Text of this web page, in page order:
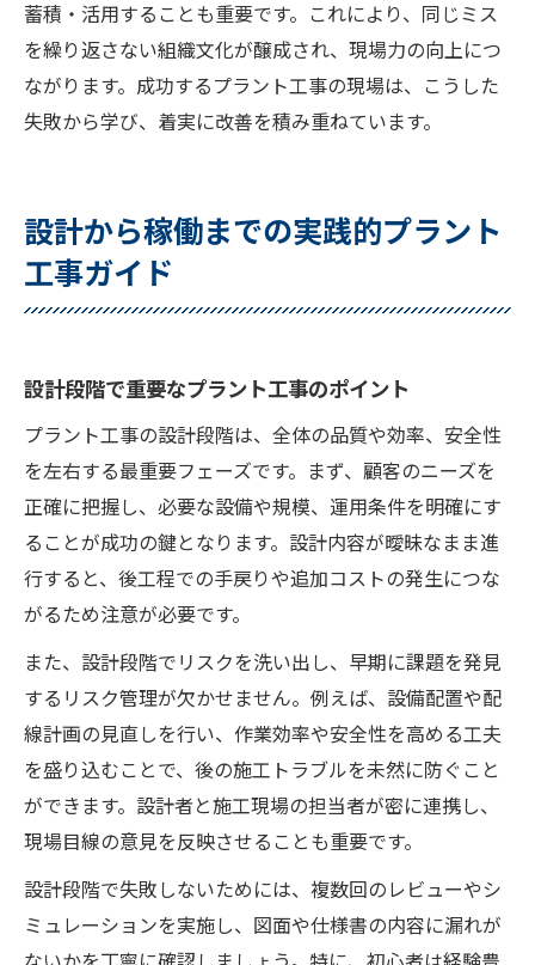
蓄積・活用することも重要です。これにより、同じミス
を繰り返さない組織文化が醸成され、現場力の向上につ
ながります。成功するプラント工事の現場は、こうした
失敗から学び、着実に改善を積み重ねています。
設計から稼働までの実践的プラント
工事ガイド
設計段階で重要なプラント工事のポイント
プラント工事の設計段階は、全体の品質や効率、安全性
を左右する最重要フェーズです。まず、顧客のニーズを
正確に把握し、必要な設備や規模、運用条件を明確にす
ることが成功の鍵となります。設計内容が曖昧なまま進
行すると、後工程での手戻りや追加コストの発生につな
がるため注意が必要です。
また、設計段階でリスクを洗い出し、早期に課題を発見
するリスク管理が欠かせません。例えば、設備配置や配
線計画の見直しを行い、作業効率や安全性を高める工夫
を盛り込むことで、後の施工トラブルを未然に防ぐこと
ができます。設計者と施工現場の担当者が密に連携し、
現場目線の意見を反映させることも重要です。
設計段階で失敗しないためには、複数回のレビューやシ
ミュレーションを実施し、図面や仕様書の内容に漏れが